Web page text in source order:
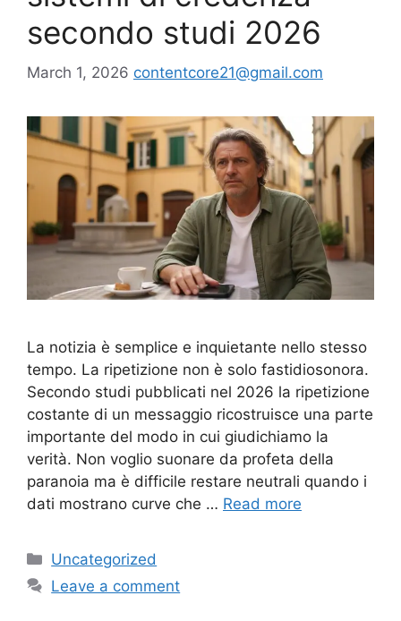
secondo studi 2026
March 1, 2026 contentcore21@gmail.com
La notizia è semplice e inquietante nello stesso
tempo. La ripetizione non è solo fastidiosonora.
Secondo studi pubblicati nel 2026 la ripetizione
costante di un messaggio ricostruisce una parte
importante del modo in cui giudichiamo la
verità. Non voglio suonare da profeta della
paranoia ma è difficile restare neutrali quando i
dati mostrano curve che … Read more
Categories
Uncategorized
Leave a comment